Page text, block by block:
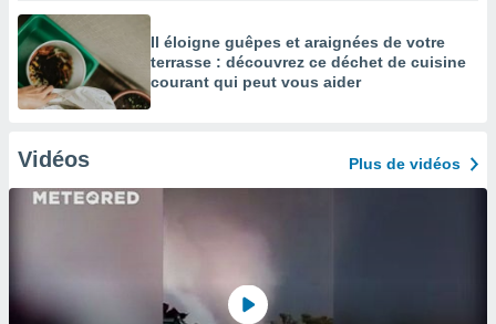
Il éloigne guêpes et araignées de votre
terrasse : découvrez ce déchet de cuisine
courant qui peut vous aider
Vidéos Plus de vidéos